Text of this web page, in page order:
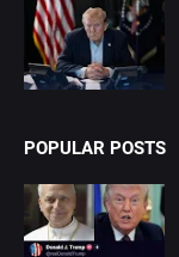
POPULAR POSTS